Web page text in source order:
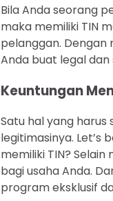
Bila Anda seorang
maka memiliki TIN
pelanggan. Dengan
Anda buat legal
Keuntungan
Satu hal yang harus
legitimasinya. Let’s
memiliki TIN?
bagi usaha Anda.
program eksklusif